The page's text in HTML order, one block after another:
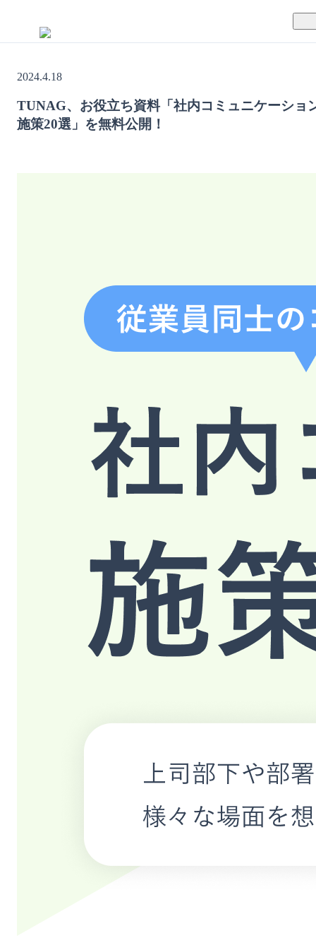
TUNAGの特徴
サポート体制
導入事例
資料ダウンロード
無料デモ
を見る
2024.4.18
TUNAG、お役立ち資料「社内コミュニケーショ
施策20選」を無料公開！